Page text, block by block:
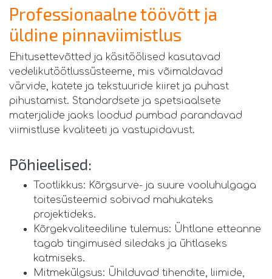
Professionaalne töövõtt ja
üldine pinnaviimistlus
Ehitusettevõtted ja käsitöölised kasutavad
vedelikutöötlussüsteeme, mis võimaldavad
värvide, katete ja tekstuuride kiiret ja puhast
pihustamist. Standardsete ja spetsiaalsete
materjalide jaoks loodud pumbad parandavad
viimistluse kvaliteeti ja vastupidavust.
Põhieelised:
Tootlikkus: Kõrgsurve- ja suure vooluhulgaga
toitesüsteemid sobivad mahukateks
projektideks.
Kõrgekvaliteediline tulemus: Ühtlane etteanne
tagab tingimused siledaks ja ühtlaseks
katmiseks.
Mitmekülgsus: Ühilduvad tihendite, liimide,